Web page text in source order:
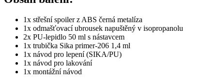
1x střešní spoiler z ABS černá metalíza
1x odmašťovací ubrousek napuštěný v isopropanolu
2x PU-lepidlo 50 ml s nástavcem
1x trubička Sika primer-206 1,4 ml
1x návod pro lepení (SIKA/PU)
1x návod pro lakování
1x montážní návod